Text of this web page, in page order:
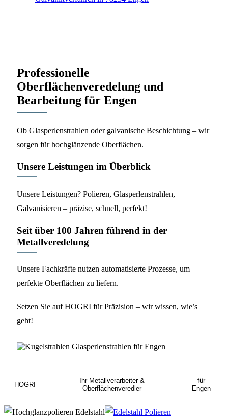
Professionelle
Oberflächenveredelung und
Bearbeitung für Engen
Ob Glasperlenstrahlen oder galvanische Beschichtung – wir
sorgen für hochglänzende Oberflächen.
Unsere Leistungen im Überblick
Unsere Leistungen? Polieren, Glasperlenstrahlen,
Galvanisieren – präzise, schnell, perfekt!
Seit über 100 Jahren führend in der
Metallveredelung
Unsere Fachkräfte nutzen automatisierte Prozesse, um
perfekte Oberflächen zu liefern.
Setzen Sie auf HOGRI für Präzision – wir wissen, wie’s
geht!
HOGRI
Ihr Metallverarbeiter &
Oberflächenveredler
für
Engen